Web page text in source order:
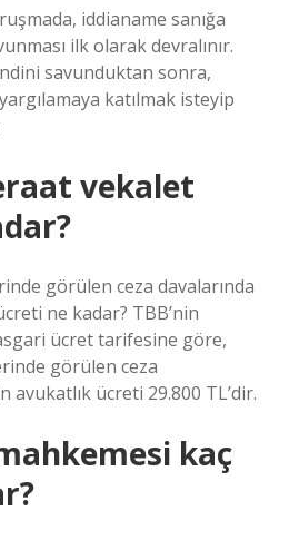
iddianame sanığa
ilk olarak devralınır.
savunduktan sonra,
katılmak isteyip
vekalet
görülen ceza davalarında
ne kadar? TBB’nin
asgari ücret tarifesine göre,
görülen ceza
avukatlık ücreti 29.800 TL’dir.
kaç